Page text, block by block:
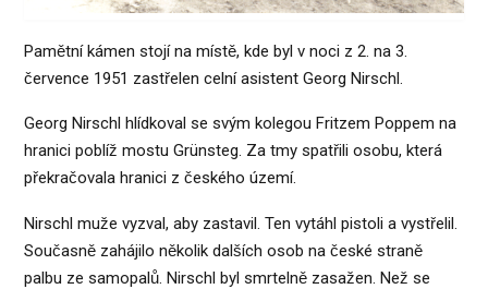
Pamětní kámen stojí na místě, kde byl v noci z 2. na 3.
července 1951 zastřelen celní asistent Georg Nirschl.
Georg Nirschl hlídkoval se svým kolegou Fritzem Poppem na
hranici poblíž mostu Grünsteg. Za tmy spatřili osobu, která
překračovala hranici z českého území.
Nirschl muže vyzval, aby zastavil. Ten vytáhl pistoli a vystřelil.
Současně zahájilo několik dalších osob na české straně
palbu ze samopalů. Nirschl byl smrtelně zasažen. Než se